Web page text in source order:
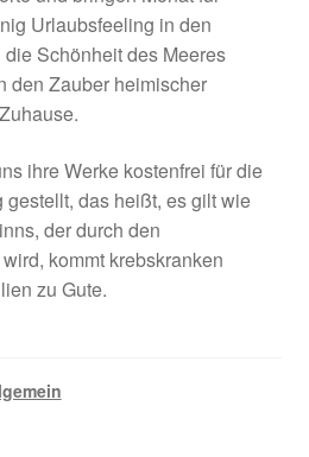
Urlaubsfeeling in den
Schönheit des Meeres
den Zauber heimischer
ihre Werke kostenfrei für die
gestellt, das heißt, es gilt wie
der durch den
kommt krebskranken
zu Gute.